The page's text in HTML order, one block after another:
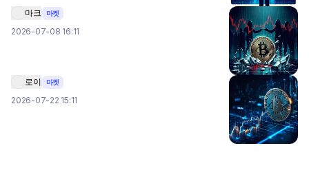
마크 마켓
2026-07-08 16:11
로이 마켓
2026-07-22 15:11